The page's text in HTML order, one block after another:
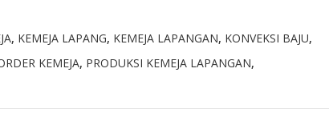
, KEMEJA LAPANG, KEMEJA LAPANGAN, KONVEKSI BAJU,
KEMEJA, PRODUKSI KEMEJA LAPANGAN,